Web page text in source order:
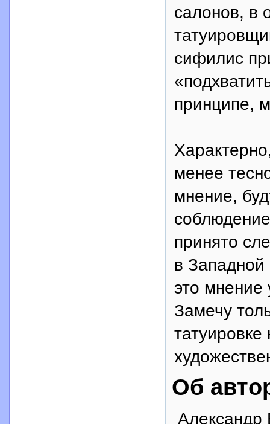
салонов, в
сифилис
принципе,
менее
мнение,
принято
в
это мнение
Замечу
татуировке
Об